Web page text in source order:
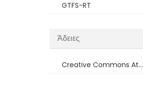
GTFS-RT
Άδειες
Creative Commons At...